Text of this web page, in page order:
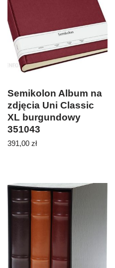
Semikolon Album na
zdjęcia Uni Classic
XL burgundowy
351043
391,00 zł